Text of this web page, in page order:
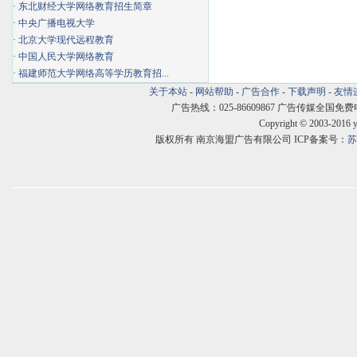
· 东北财经大学网络教育招生简章
· 中央广播电视大学
· 北京大学现代远程教育
· 中国人民大学网络教育
· 福建师范大学网络高等学历教育招...
关于本站 - 网站帮助 - 广告合作 - 下载声明 - 友情
广告热线：025-86609867 广告传媒全国免费
Copyright © 2003-2016
版权所有 南京海盟广告有限公司 ICP备案号：